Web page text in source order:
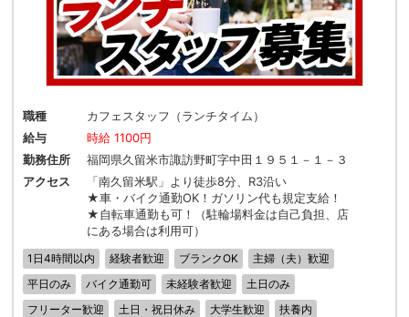
職種
カフェスタッフ（ランチタイム）
給与
時給 1100円
勤務住所
福岡県久留米市諏訪野町字中田１９５１－１－３
アクセス
「南久留米駅」より徒歩8分、R3沿い
★車・バイク通勤OK！ガソリン代も規定支給！
★自転車通勤も可！（駐輪場料金は自己負担、店
にある場合は利用可）
1日4時間以内 経験者歓迎 ブランクOK
主婦（夫）歓迎
平日のみ
バイク通勤可 未経験者歓迎
土日のみ
フリーター歓迎
土日・祝日休み 大学生歓迎
扶養内